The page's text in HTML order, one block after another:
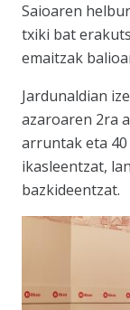
Saioaren
txiki bat
emaitzak
Jardunaldian
azaroaren 2ra
arruntak eta
ikasleentzat,
bazkideentzat.